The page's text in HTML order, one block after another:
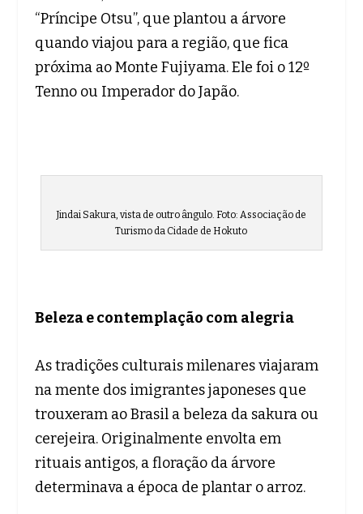
“Príncipe Otsu”, que plantou a árvore
quando viajou para a região, que fica
próxima ao Monte Fujiyama. Ele foi o 12º
Tenno ou Imperador do Japão.
Jindai Sakura, vista de outro ângulo. Foto: Associação de
Turismo da Cidade de Hokuto
Beleza e contemplação com alegria
As tradições culturais milenares viajaram
na mente dos imigrantes japoneses que
trouxeram ao Brasil a beleza da sakura ou
cerejeira. Originalmente envolta em
rituais antigos, a floração da árvore
determinava a época de plantar o arroz.